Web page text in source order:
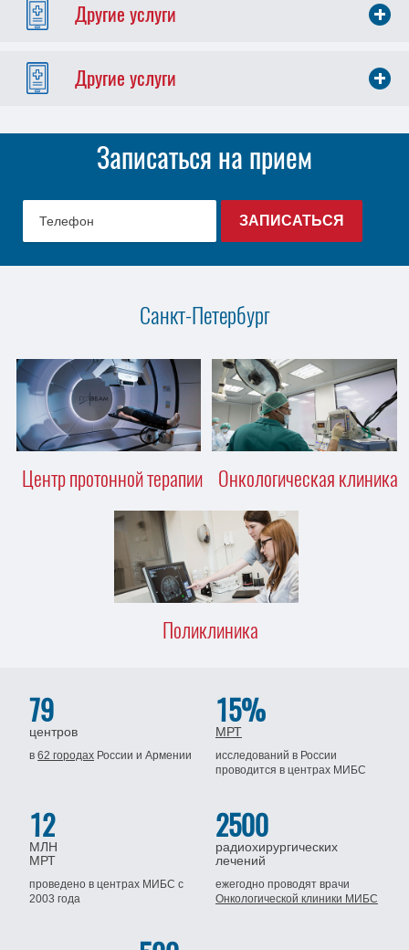
Другие услуги
Другие услуги
Записаться на прием
Санкт-Петербург
Центр протонной терапии Онкологическая клиника
Поликлиника
79
центров
в62 городах Россиии Армении
15%
МРТ
исследований в России
проводится в центрах МИБС
12
МЛН
МРТ
проведено в центрах МИБСс
2003 года
2500
радиохирургических
лечений
ежегодно проводят врачи
Онкологической клиники МИБС